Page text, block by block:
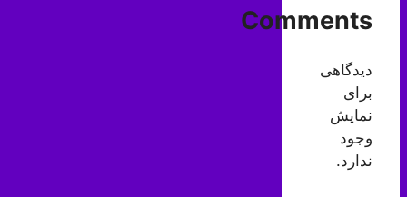
Comments
دیدگاهی
برای
نمایش
وجود
ندارد.